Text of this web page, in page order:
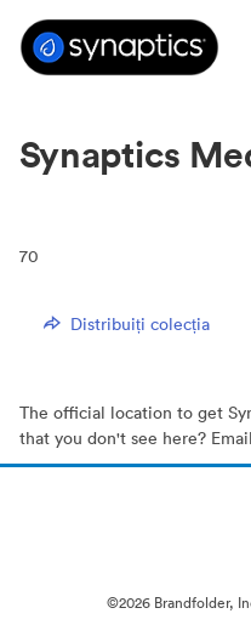
Synaptics
70
Distribuiți colecția
The official location to get
that you don't see here?
©2026 Brandfolder,